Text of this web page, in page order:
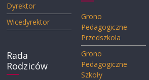
Dyrektor
Wicedyrektor
Rada
Rodziców
Grono
Pedagogiczne
Przedszkola
Grono
Pedagogiczne
Szkoły